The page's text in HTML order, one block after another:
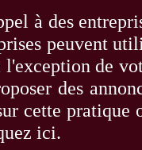
à des
peuvent
l'exception de
des
cette pratique
ici.